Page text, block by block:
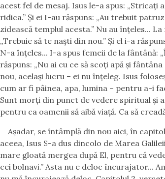
acest fel de mesaj. Isus le-a spus: „Stricaţi
ridica.” Şi ei I-au răspuns: „Au trebuit
zidească templul acesta.” Nu au înţeles...
„Trebuie să te naşti din nou.” Și el i-a
N-a înţeles... I-a spus femeii de la fântână: „
răspuns: „Nu ai cu ce să scoţi apă şi fântâna
nou, acelaşi lucru – ei nu înţeleg. Isus
cum ar fi pâinea, apa, lumina – pentru a-i
Sunt morţi din punct de vedere spiritual şi
pentru ca oamenii să aibă viaţă. Ca să
Aşadar, se întâmplă din nou aici, în
aceea, Isus S-a dus dincolo de Marea
mare gloată mergea după El, pentru că
cei bolnavi.”Asta nu e deloc încurajator...